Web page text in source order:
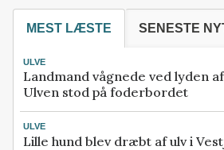
MEST LÆSTE SENESTE
ULVE
Landmand vågnede ved lyden
Ulven stod på foderbordet
ULVE
Lille hund blev dræbt af ulv i